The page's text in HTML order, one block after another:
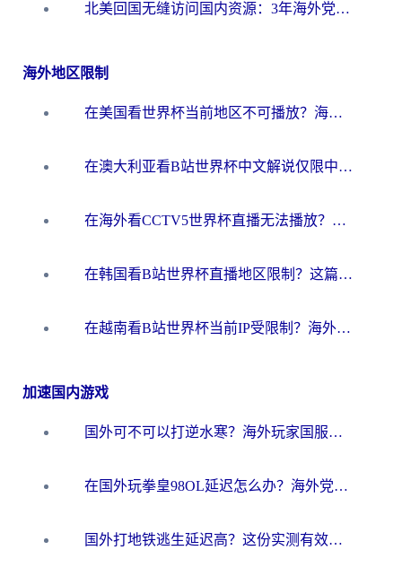
北美回国无缝访问国内资源：3年海外党亲测的加速器选择指南
海外地区限制
在美国看世界杯当前地区不可播放？海外党体育观赛终极指南来了！
在澳大利亚看B站世界杯中文解说仅限中国大陆？这篇指南帮你打破限制看遍赛事
在海外看CCTV5世界杯直播无法播放？这篇指南让你和国内球迷同步呐喊
在韩国看B站世界杯直播地区限制？这篇指南让你告别“当前地区不可播放”
在越南看B站世界杯当前IP受限制？海外党体育观赛终极指南来了
加速国内游戏
国外可不可以打逆水寒？海外玩家国服畅玩终极指南（附漫威荒野乱斗加速方案）
在国外玩拳皇98OL延迟怎么办？海外党亲测有效的低延迟指南
国外打地铁逃生延迟高？这份实测有效的低延迟指南帮你吃鸡